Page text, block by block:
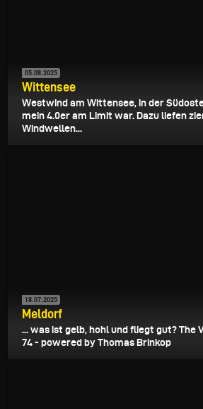
05.08.2025
Wittensee
Westwind am Wittensee, in der
mein 4.0er am Limit war. Dazu liefen
Windwellen...
18.07.2025
Meldorf
... was ist gelb, hohl und fliegt gut? The
74 - powered by Thomas Brinkop